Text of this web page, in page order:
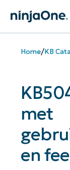
Home/KB
met
en